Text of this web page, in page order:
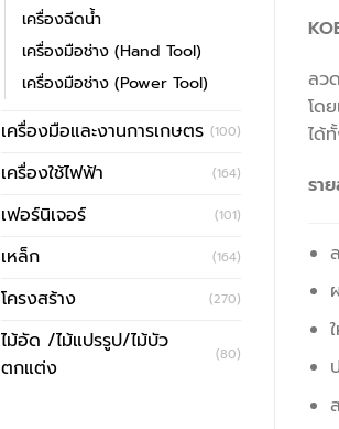
เครื่องฉีดน้ำ
เครื่องมือช่าง (Hand Tool)
เครื่องมือช่าง (Power Tool)
เครื่องมือและงานการเกษตร (100)
เครื่องใช้ไฟฟ้า (164)
เฟอร์นิเจอร์ (101)
เหล็ก (164)
โครงสร้าง (270)
ไม้อัด /ไม้แปรรูป/ไม้บัว
ตกแต่ง
(80)
ลว
โด
ได้
รา